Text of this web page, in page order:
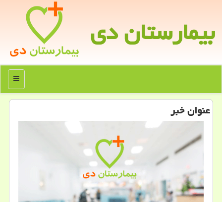
بیمارستان دی
منو
عنوان خبر